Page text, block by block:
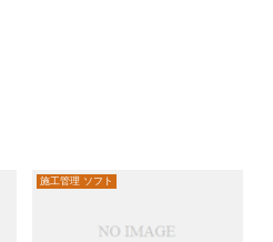
施工管理 ソフト